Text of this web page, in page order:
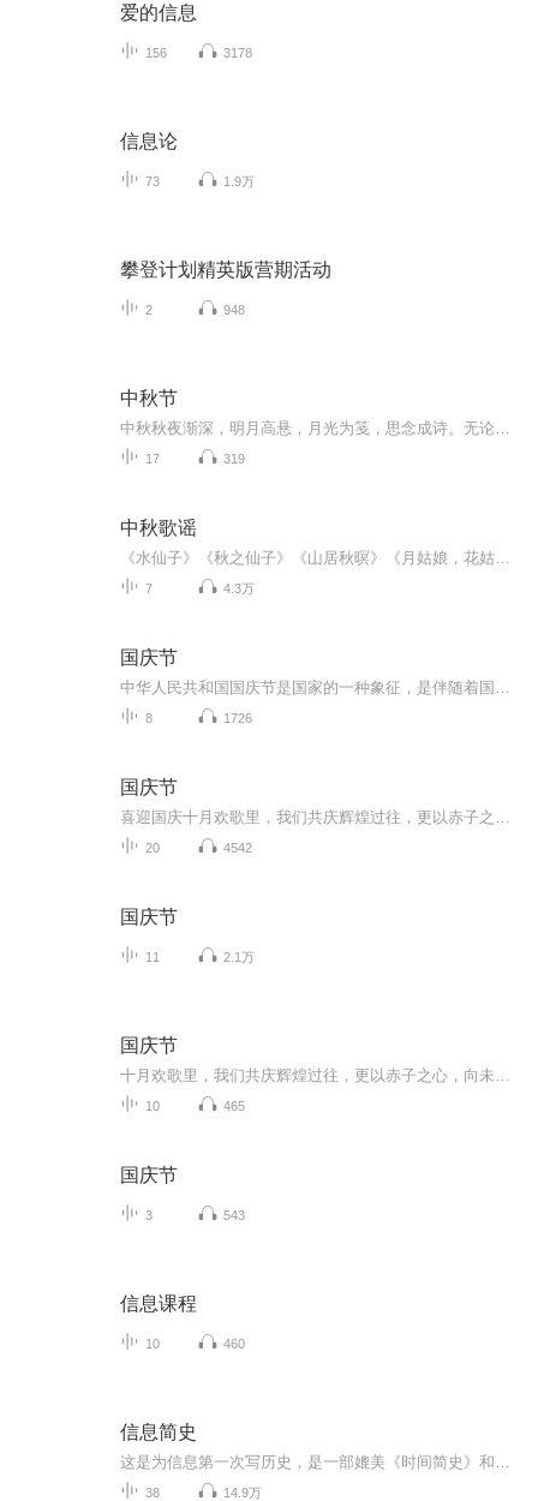
爱的信息
156 3178
信息论
73 1.9万
攀登计划精英版营期活动
2 948
中秋节
17 319
中秋歌谣
7 4.3万
国庆节
8 1726
国庆节
20 4542
国庆节
11 2.1万
国庆节
10 465
国庆节
3 543
信息课程
10 460
信息简史
38 14.9万